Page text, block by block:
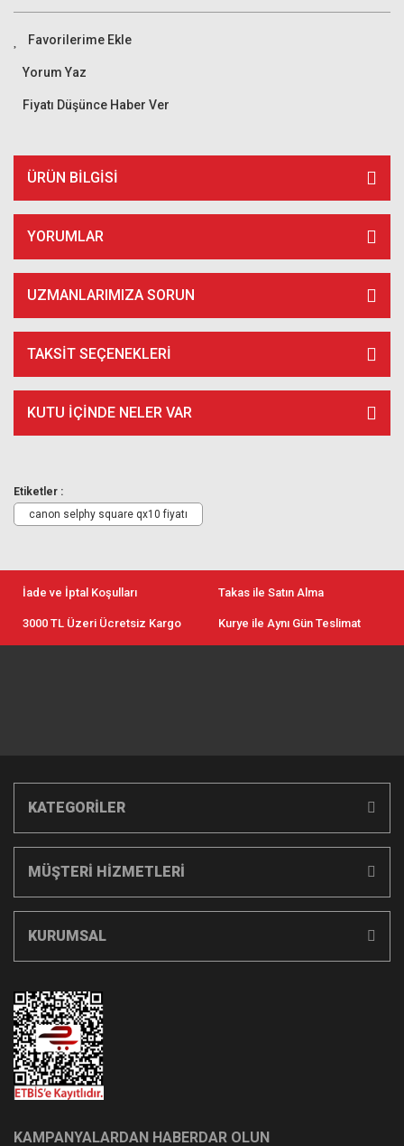
Yorum Yaz
Fiyatı Düşünce Haber Ver
ÜRÜN BILGISI
YORUMLAR
UZMANLARIMIZA SORUN
TAKSIT SEÇENEKLERI
KUTU İÇİNDE NELER VAR
Etiketler :
canon selphy square qx10 fiyatı
İade ve İptal Koşulları Takas ile Satın Alma
3000 TL Üzeri Ücretsiz Kargo Kurye ile Aynı Gün Teslimat
KATEGORİLER
MÜŞTERİ HİZMETLERİ
KURUMSAL
KAMPANYALARDAN HABERDAR OLUN